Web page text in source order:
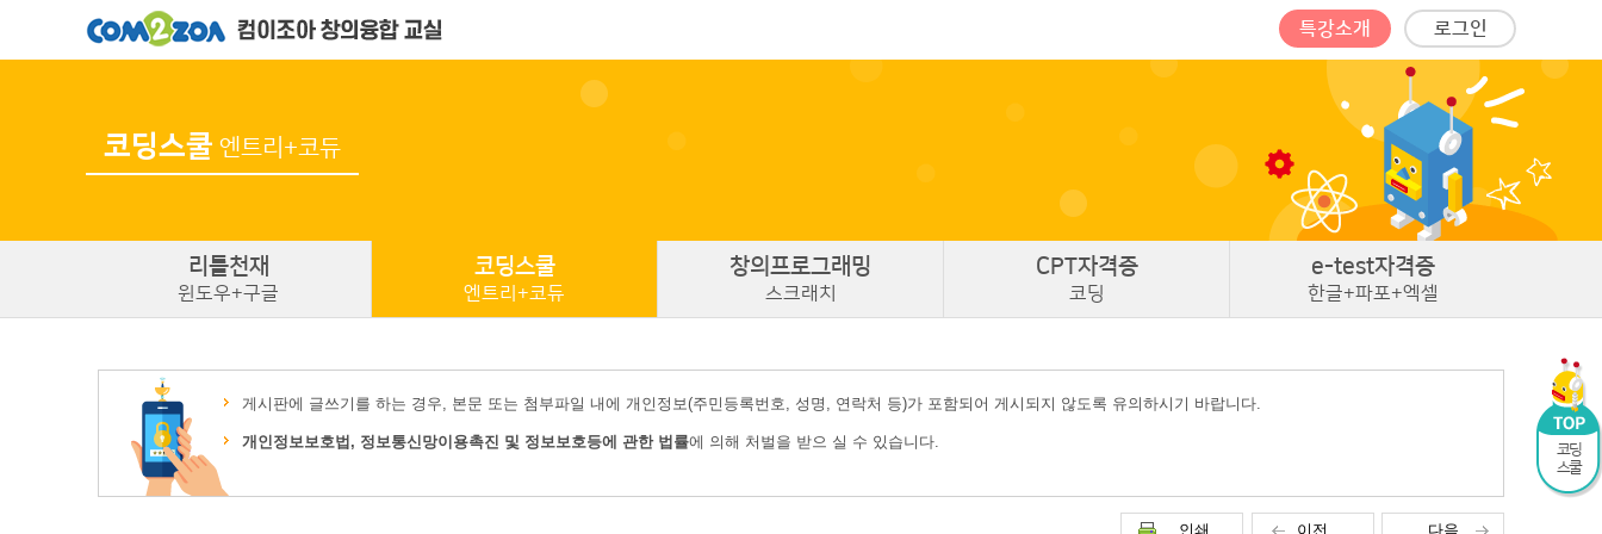
특강소개 로그인
코딩스쿨 엔트리+코듀
리틀천재
윈도우+구글
코딩스쿨
엔트리+코듀
창의프로그래밍
스크래치
CPT자격증
코딩
e-test자격증
한글+파포+엑셀
게시판에 글쓰기를 하는 경우, 본문 또는 첨부파일 내에 개인정보(주민등록번호, 성명, 연락처 등)가 포함되어 게시되지 않도록 유의하시기 바랍니다.
개인정보보호법, 정보통신망이용촉진 및 정보보호등에 관한 법률에 의해 처벌을 받으 실 수 있습니다.
인쇄 이전 다음
코딩
스쿨